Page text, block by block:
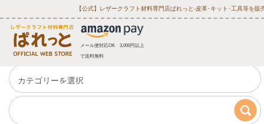
【公式】レザークラフト材料専門店ぱれっと‐皮革･キット･工具等を販
メール便対応OK 3,000円以上
で送料無料